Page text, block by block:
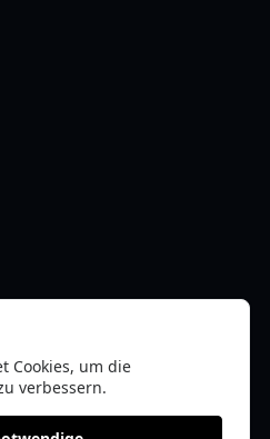
Cookies, um die
verbessern.